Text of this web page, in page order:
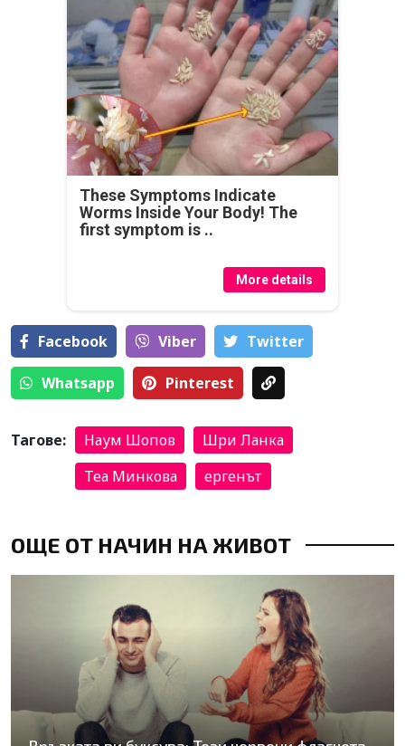
These Symptoms Indicate
Worms Inside Your Body! The
first symptom is ..
More details
Facebook Viber Тwitter
Whatsapp Pinterest
Тагове: Наум Шопов
Шри Ланка
Теа Минкова
ергенът
ОЩЕ ОТ НАЧИН НА ЖИВОТ